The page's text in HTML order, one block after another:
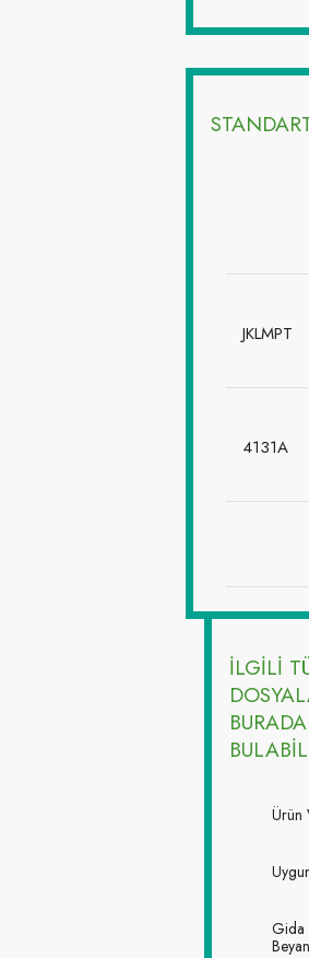
JKLMPT
4131A
İLGİLİ
BURADA
Ürün
Gida